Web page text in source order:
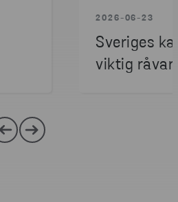
2026-06-23
Sveriges
viktig